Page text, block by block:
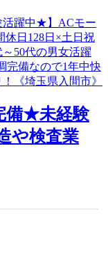
備★未経験
や検査業